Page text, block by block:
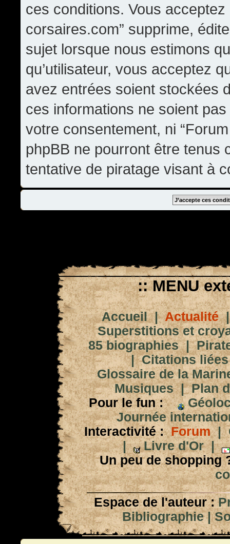
ces conditions. Vous
corsaires.com” supprime,
sujet lorsque nous estimons
qu’utilisateur, vous acceptez
avez entrées soient stockées
ces informations ne soient
votre consentement, ni
phpBB ne pourront être tenus
tentative de piratage visant à
:: MENU
Accueil|Actualité
Superstitions et
85 biographies|
|Citations
Glossaire de la
Musiques|Plan
Pour le fun :
Journée
Interactivité : Forum|
|
Livre d'Or|
Un peu de shopping
Espace de l'auteur :
Bibliographie|